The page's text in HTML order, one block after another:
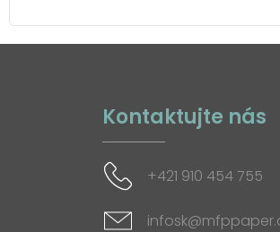
Kontaktujte nás
+421 910 454 755